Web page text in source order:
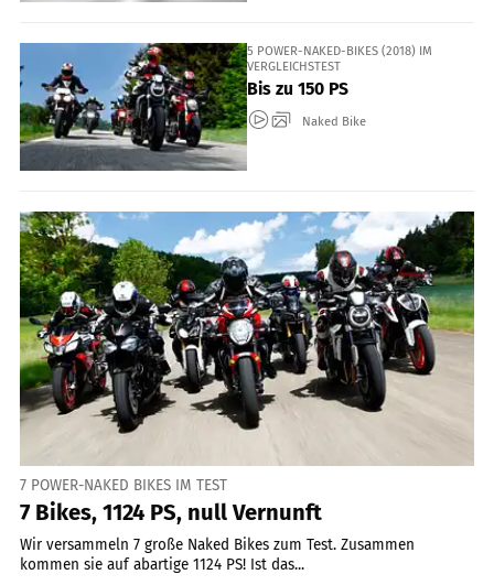
5 POWER-NAKED-BIKES (2018) IM
VERGLEICHSTEST
Bis zu 150 PS
Naked Bike
7 POWER-NAKED BIKES IM TEST
7 Bikes, 1124 PS, null Vernunft
Wir versammeln 7 große Naked Bikes zum Test. Zusammen
kommen sie auf abartige 1124 PS! Ist das...